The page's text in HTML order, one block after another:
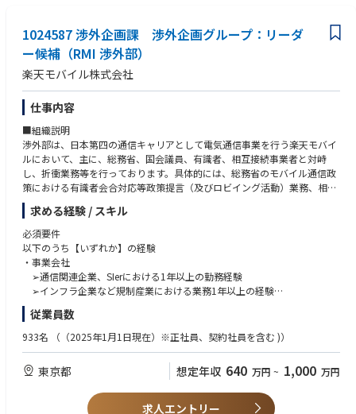
1024587 渉外企画課 渉外企画グループ：リーダ
ー候補（RMI 渉外部）
楽天モバイル株式会社
仕事内容
■組織説明
渉外部は、日本第四の通信キャリアとして電気通信事業を行う楽天モバイ
ルにおいて、主に、総務省、国会議員、有識者、相互接続事業者と対峙
し、折衝業務等を行っております。具体的には、総務省のモバイル通信政
策における有識者会合対応等政策提言（及びロビイング活動）業務、相互
接続事業者とのAC算定及び協議等の業務を行っています。
■業務内容
渉外企画課では、電気通信事業法をはじめとする、電気通信事業に係る法
規制の把握および対応策の策定支援や、各種通信政策議論に参加し、政府
機関および有識者等ステークホルダーへの戦略的な働きかけを通じた積極
的な提言・リードを行っており、その実務をご担当頂きます。
＜渉外企画課の業務内容＞
・総務省はじめ政府機関が主導している各種政策（プロジェクト）の窓口
対応*
・総務省はじめ政府機関の各種通信政策関連委員会等への参加・窓口対応
・社内他部署から、総務省が管掌する関連法規制およびガイドラインの解
求める経験 / スキル
必須要件
以下のうち【いずれか】の経験
・事業会社
➢通信関連企業、SIerにおける1年以上の勤務経験
➢インフラ企業など規制産業における業務1年以上の経験
・コンサル
➢通信系PJの1年以上の従事経験
• 官公庁
歓迎要件
➢渉外関連部署の経験
従業員数
933名 （（2025年1月1日現在）※正社員、契約社員を含む )）
東京都 想定年収 640 万円 ~ 1,000 万円
求人エントリー